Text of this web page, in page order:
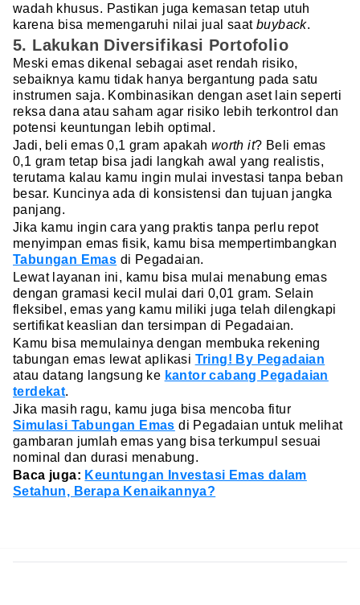
wadah khusus. Pastikan juga kemasan tetap utuh
karena bisa memengaruhi nilai jual saat buyback.
5. Lakukan Diversifikasi Portofolio
Meski emas dikenal sebagai aset rendah risiko,
sebaiknya kamu tidak hanya bergantung pada satu
instrumen saja. Kombinasikan dengan aset lain seperti
reksa dana atau saham agar risiko lebih terkontrol dan
potensi keuntungan lebih optimal.
Jadi, beli emas 0,1 gram apakah worth it? Beli emas
0,1 gram tetap bisa jadi langkah awal yang realistis,
terutama kalau kamu ingin mulai investasi tanpa beban
besar. Kuncinya ada di konsistensi dan tujuan jangka
panjang.
Jika kamu ingin cara yang praktis tanpa perlu repot
menyimpan emas fisik, kamu bisa mempertimbangkan
Tabungan Emas di Pegadaian.
Lewat layanan ini, kamu bisa mulai menabung emas
dengan gramasi kecil mulai dari 0,01 gram. Selain
fleksibel, emas yang kamu miliki juga telah dilengkapi
sertifikat keaslian dan tersimpan di Pegadaian.
Kamu bisa memulainya dengan membuka rekening
tabungan emas lewat aplikasi Tring! By Pegadaian
atau datang langsung ke kantor cabang Pegadaian
terdekat.
Jika masih ragu, kamu juga bisa mencoba fitur
Simulasi Tabungan Emas di Pegadaian untuk melihat
gambaran jumlah emas yang bisa terkumpul sesuai
nominal dan durasi menabung.
Baca juga: Keuntungan Investasi Emas dalam
Setahun, Berapa Kenaikannya?